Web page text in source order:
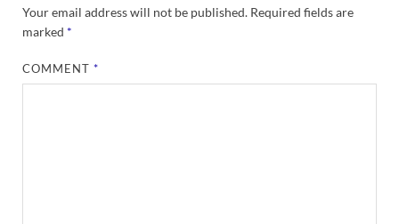
Your email address will not be published. Required fields are
marked *
COMMENT*